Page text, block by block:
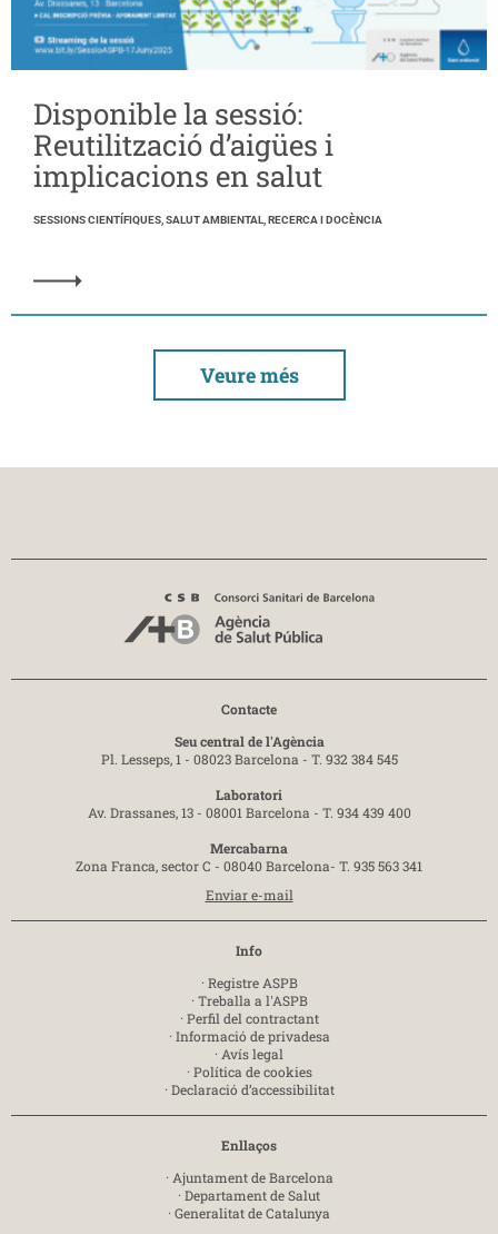
Disponible la sessió:
Reutilització d’aigües i
implicacions en salut
SESSIONS CIENTÍFIQUES, SALUT AMBIENTAL, RECERCA I DOCÈNCIA
Veure més
Contacte
Seu central de l'Agència
Pl. Lesseps, 1 - 08023 Barcelona - T. 932 384 545
Laboratori
Av. Drassanes, 13 - 08001 Barcelona - T. 934 439 400
Mercabarna
Zona Franca, sector C - 08040 Barcelona- T. 935 563 341
Enviar e-mail
Info
· Registre ASPB
· Treballa a l'ASPB
· Perfil del contractant
· Informació de privadesa
· Avís legal
· Política de cookies
· Declaració d’accessibilitat
Enllaços
· Ajuntament de Barcelona
· Departament de Salut
· Generalitat de Catalunya